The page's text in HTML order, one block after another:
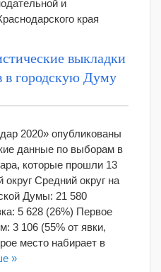
и
края
выкладки
городскую Думу
2020» опубликованы
данные по выборам в
которые прошли 13
Средний округ на
Думы: 21 580
5 628 (26%) Первое
3 106 (55% от явки,
место набирает в
»